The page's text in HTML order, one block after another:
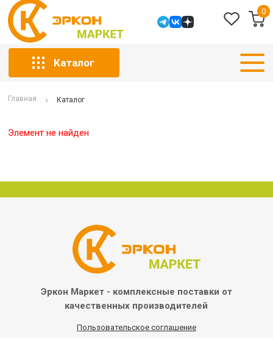
0
Каталог
Главная Каталог
Элемент не найден
Эркон Маркет - комплексные поставки от
качественных производителей
Пользовательское соглашение